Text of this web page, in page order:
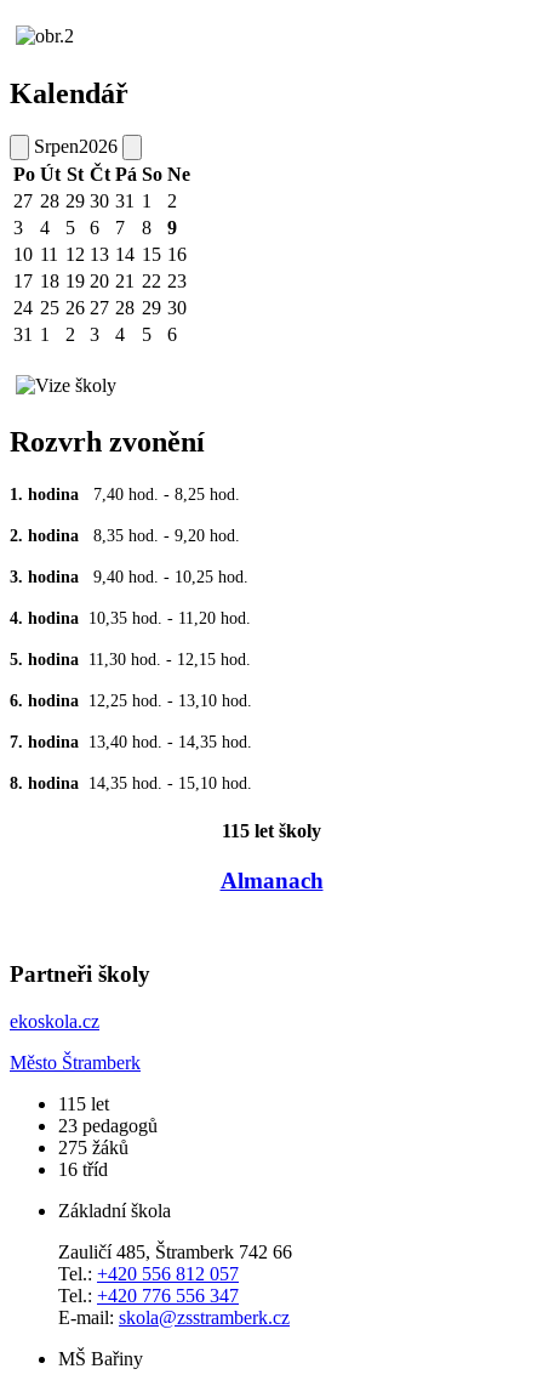
Kalendář
Srpen2026
Po Út St Čt Pá So Ne
27 28 29 30 31 1
2
3
4 5 6 7 8
9
10 11 12 13 14 15 16
17 18 19 20 21 22 23
24 25 26 27 28 29 30
31 1 2 3 4 5 6
Rozvrh zvonění
1. hodina 7,40 hod. - 8,25 hod.
2. hodina 8,35 hod. - 9,20 hod.
3. hodina 9,40 hod. - 10,25 hod.
4. hodina 10,35 hod. - 11,20 hod.
5. hodina 11,30 hod. - 12,15 hod.
6. hodina 12,25 hod. - 13,10 hod.
7. hodina 13,40 hod. - 14,35 hod.
8. hodina 14,35 hod. - 15,10 hod.
115 let školy
Almanach
Partneři školy
ekoskola.cz
Město Štramberk
​115 let
23 pedagogů
275 žáků
16 tříd
Základní škola
Zauličí 485, Štramberk 742 66
Tel.: +420 556 812 057
Tel.: +420 776 556 347
E-mail: skola@zsstramberk.cz
MŠ Bařiny